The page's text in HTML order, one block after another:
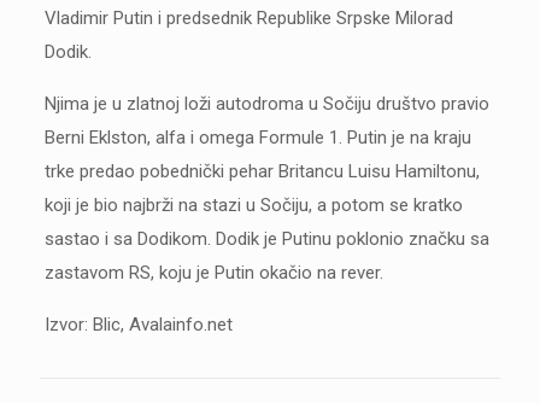
Vladimir Putin i predsednik Republike Srpske Milorad
Dodik.
Njima je u zlatnoj loži autodroma u Sočiju društvo pravio
Berni Eklston, alfa i omega Formule 1. Putin je na kraju
trke predao pobednički pehar Britancu Luisu Hamiltonu,
koji je bio najbrži na stazi u Sočiju, a potom se kratko
sastao i sa Dodikom. Dodik je Putinu poklonio značku sa
zastavom RS, koju je Putin okačio na rever.
Izvor: Blic, Avalainfo.net